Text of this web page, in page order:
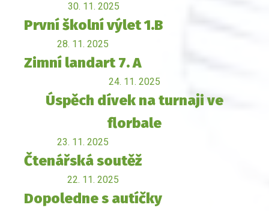
30. 11. 2025
První školní výlet 1.B
28. 11. 2025
Zimní landart 7. A
24. 11. 2025
Úspěch dívek na turnaji ve
florbale
23. 11. 2025
Čtenářská soutěž
22. 11. 2025
Dopoledne s autíčky